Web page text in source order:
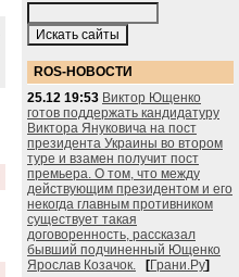
ROS-НОВОСТИ
25.12 19:53 Виктор Ющенко
готов поддержать кандидатуру
Виктора Януковича на пост
президента Украины во втором
туре и взамен получит пост
премьера. О том, что между
действующим президентом и его
некогда главным противником
существует такая
договоренность, рассказал
бывший подчиненный Ющенко
Ярослав Козачок.
[Грани.Ру]